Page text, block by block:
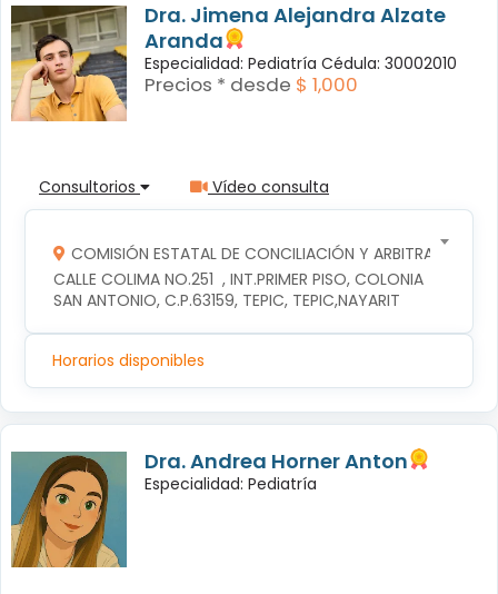
Dra. Jimena Alejandra Alzate
Aranda
Especialidad: Pediatría Cédula: 30002010
Precios * desde $ 1,000
Consultorios Vídeo consulta
COMISIÓN ESTATAL DE CONCILIACIÓN Y ARBITRAJE
CALLE COLIMA NO.251  , INT.PRIMER PISO, COLONIA
SAN ANTONIO, C.P.63159, TEPIC, TEPIC,NAYARIT
Horarios disponibles
Dra. Andrea Horner Anton
Especialidad: Pediatría